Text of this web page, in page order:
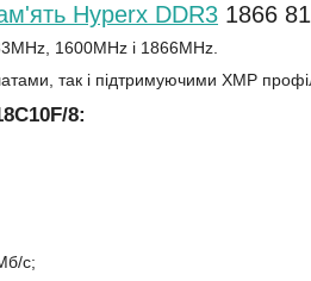
Hyperx DDR3 1866
1600MHz і 1866MHz.
так і підтримуючими ХМР
8:
с;